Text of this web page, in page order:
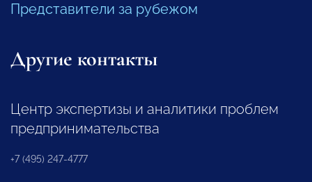
Представители за рубежом
Другие контакты
Центр экспертизы и аналитики проблем
предпринимательства
+7 (495) 247-4777